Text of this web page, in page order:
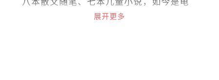
台节目《思想泉源》主持人。
展开更多